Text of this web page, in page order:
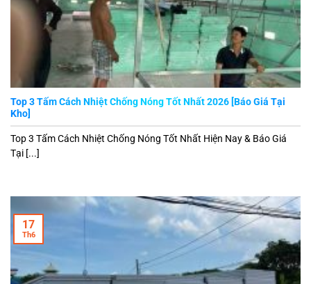
Top 3 Tấm Cách Nhiệt Chống Nóng Tốt Nhất 2026 [Báo Giá Tại
Kho]
Top 3 Tấm Cách Nhiệt Chống Nóng Tốt Nhất Hiện Nay & Báo Giá
Tại [...]
17
Th6